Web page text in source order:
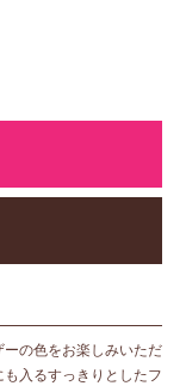
の色をお楽しみいただ
入るすっきりとしたフ